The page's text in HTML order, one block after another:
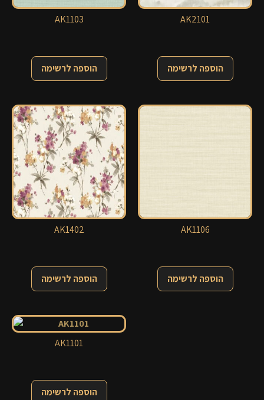
AK1103
הוספה לרשימה
AK2101
הוספה לרשימה
AK1402
הוספה לרשימה
AK1106
הוספה לרשימה
AK1101
הוספה לרשימה